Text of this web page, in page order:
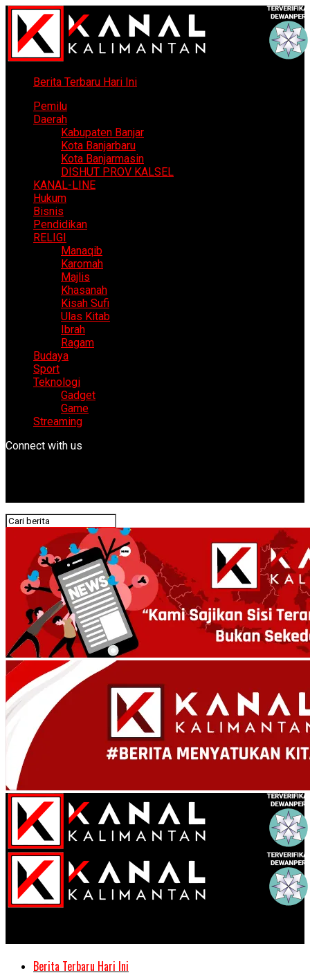
Berita Terbaru Hari Ini
Pemilu
Daerah
Kabupaten Banjar
Kota Banjarbaru
Kota Banjarmasin
DISHUT PROV KALSEL
KANAL-LINE
Hukum
Bisnis
Pendidikan
RELIGI
Manaqib
Karomah
Majlis
Khasanah
Kisah Sufi
Ulas Kitab
Ibrah
Ragam
Budaya
Sport
Teknologi
Gadget
Game
Streaming
Connect with us
Berita Terbaru Hari Ini